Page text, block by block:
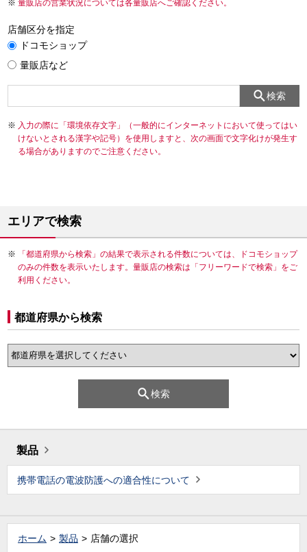
量販店の営業状況については各量販店へご確認ください。
店舗区分を指定
ドコモショップ
量販店など
検索
入力の際に「環境依存文字」（一般的にインターネットにおいて使ってはい
けないとされる漢字や記号）を使用しますと、次の画面で文字化けが発生す
る場合がありますのでご注意ください。
エリアで検索
「都道府県から検索」の結果で表示される件数については、ドコモショップ
のみの件数を表示いたします。量販店の検索は「フリーワードで検索」をご
利用ください。
都道府県から検索
検索
製品
携帯電話の電波防護への適合性について
ホーム 製品 店舗の選択